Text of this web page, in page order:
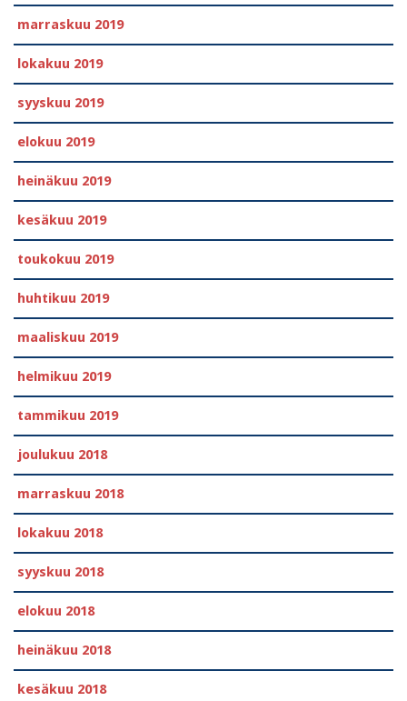
marraskuu 2019
lokakuu 2019
syyskuu 2019
elokuu 2019
heinäkuu 2019
kesäkuu 2019
toukokuu 2019
huhtikuu 2019
maaliskuu 2019
helmikuu 2019
tammikuu 2019
joulukuu 2018
marraskuu 2018
lokakuu 2018
syyskuu 2018
elokuu 2018
heinäkuu 2018
kesäkuu 2018